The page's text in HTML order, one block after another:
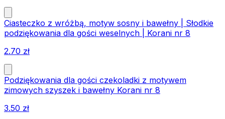
Ciasteczko z wróżbą, motyw sosny i bawełny | Słodkie
podziękowania dla gości weselnych | Korani nr 8
2.70 zł
Podziękowania dla gości czekoladki z motywem
zimowych szyszek i bawełny Korani nr 8
3.50 zł